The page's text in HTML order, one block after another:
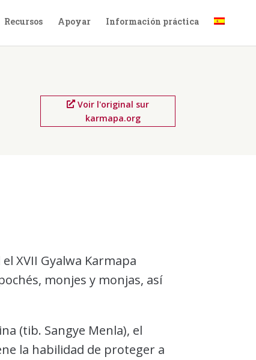
Recursos Apoyar Información práctica
Voir l'original sur
karmapa.org
XVII Gyalwa Karmapa
monjes y monjas, así
(tib. Sangye Menla), el
la habilidad de proteger a